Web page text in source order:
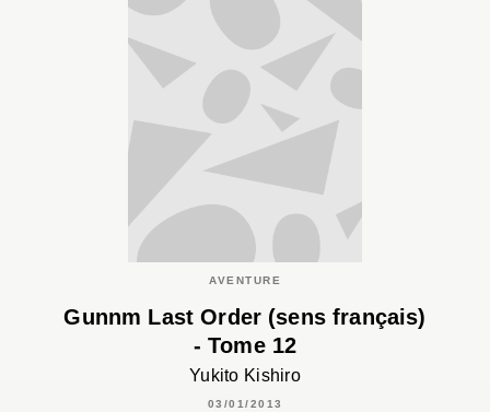
AVENTURE
Gunnm Last Order (sens français)
- Tome 12
Yukito Kishiro
03/01/2013